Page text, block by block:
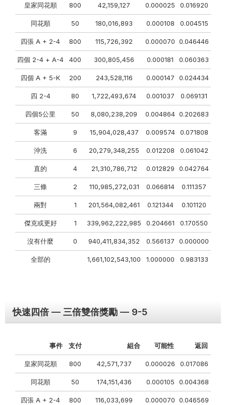
皇家同花順 800 42,159,127 0.000025 0.016920
同花順 50 180,016,893 0.000108 0.004515
四張 A + 2-4 800 115,726,392 0.000070 0.046446
四個 2-4 + A-4 400 300,805,456 0.000181 0.060363
四個 A + 5-K 200 243,528,116 0.000147 0.024434
四 2-4 80 1,722,493,674 0.001037 0.069131
四個5公里 50 8,080,238,209 0.004864 0.202683
客滿 9 15,904,028,437 0.009574 0.071808
沖洗 6 20,279,348,255 0.012208 0.061042
直的 4 21,310,786,712 0.012829 0.042764
三條 2 110,985,272,031 0.066814 0.111357
兩對 1 201,564,082,461 0.121344 0.101120
傑克或更好 1 339,962,222,985 0.204661 0.170550
沒有什麼 0 940,411,834,352 0.566137 0.000000
全部的 1,661,102,543,100 1.000000 0.983133
快速四倍 — 三倍雙倍獎勵 — 9-5
事件 支付 組合 可能性 返回
皇家同花順 800 42,571,737 0.000026 0.017086
同花順 50 174,151,436 0.000105 0.004368
四張 A + 2-4 800 116,033,699 0.000070 0.046569